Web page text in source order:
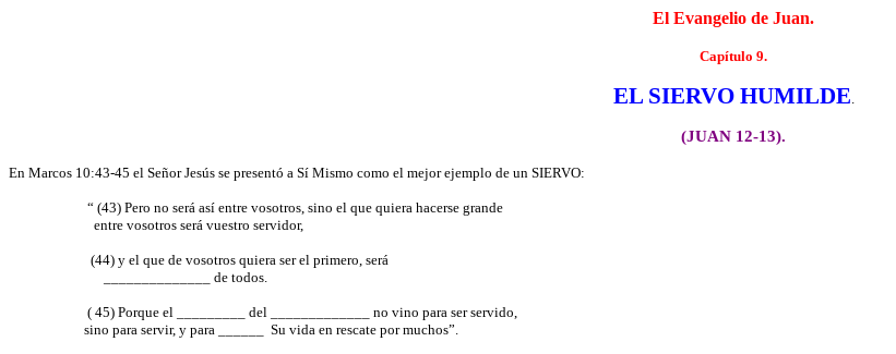
El Evangelio de Juan.
Capítulo 9.
EL SIERVO HUMILDE.
(JUAN 12-13).
En Marcos 10:43-45 el Señor Jesús se presentó a Sí Mismo como el mejor ejemplo de un SIERVO:
“ (43) Pero no será así entre vosotros, sino el que quiera hacerse grande
entre vosotros será vuestro servidor,
(44) y el que de vosotros quiera ser el primero, será
de todos.
( 45) Porque el _________ del _____________ no vino para ser servido,
sino para servir, y para ______ Su vida en rescate por muchos”.